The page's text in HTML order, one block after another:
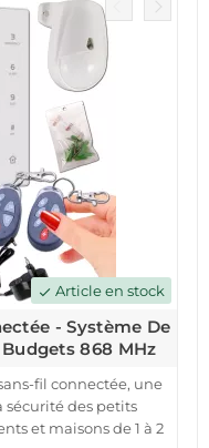
check Article en stock
- Système De
868 MHz
fil connectée, une
sécurité des petits
et maisons de 1 à 2